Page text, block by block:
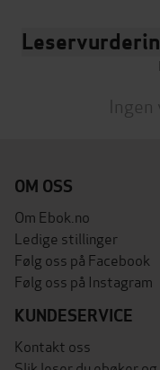
OM OSS
Om Ebok.no
Ledige stillinger
Følg oss på Facebook
Følg oss på Instagram
KUNDESERVICE
Kontakt oss